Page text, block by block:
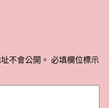
不會公開。 必填欄位標示